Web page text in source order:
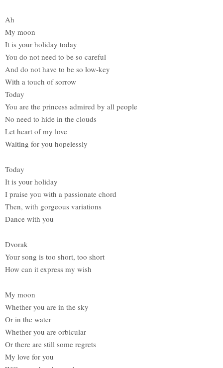
Ah
My moon
It is your holiday today
You do not need to be so careful
And do not have to be so low-key
With a touch of sorrow
Today
You are the princess admired by all people
No need to hide in the clouds
Let heart of my love
Waiting for you hopelessly
Today
It is your holiday
I praise you with a passionate chord
Then, with gorgeous variations
Dance with you
Dvorak
Your song is too short, too short
How can it express my wish
My moon
Whether you are in the sky
Or in the water
Whether you are orbicular
Or there are still some regrets
My love for you